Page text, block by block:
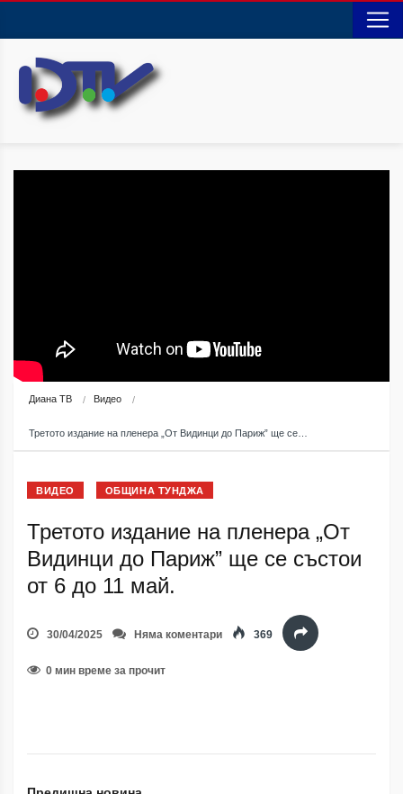
Диана ТВ Видео
Третото издание на пленера „От Видинци до Париж” ще се…
ВИДЕО ОБЩИНА ТУНДЖА
Третото издание на пленера „От
Видинци до Париж” ще се състои
от 6 до 11 май.
30/04/2025 Няма коментари 369
0 мин време за прочит